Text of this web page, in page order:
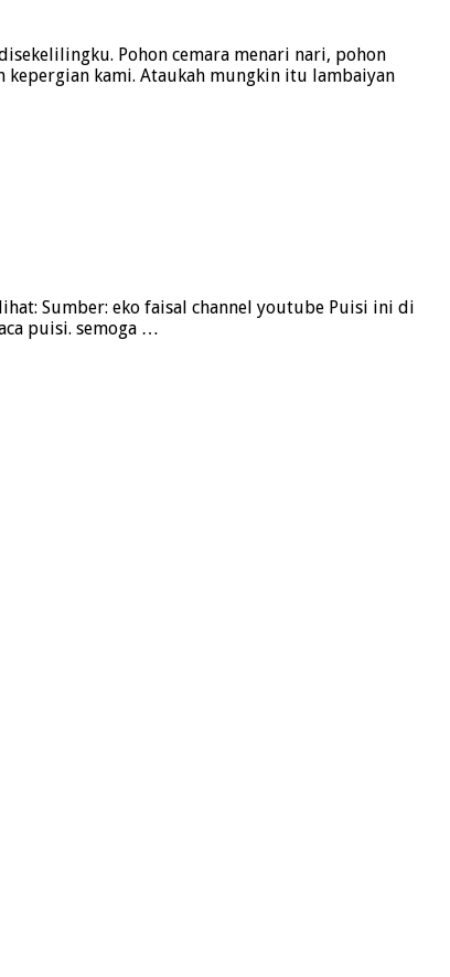
Pohon cemara menari nari, pohon
kepergian kami. Ataukah mungkin itu lambaiyan
Sumber: eko faisal channel youtube Puisi ini di
puisi. semoga …